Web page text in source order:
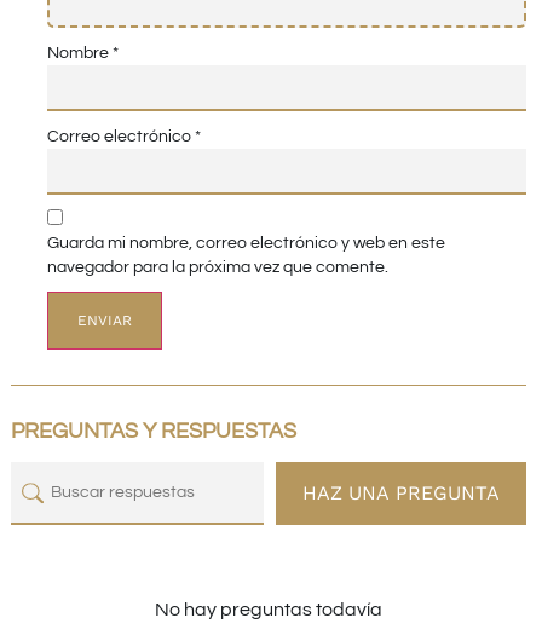
Nombre *
Correo electrónico *
Guarda mi nombre, correo electrónico y web en este
navegador para la próxima vez que comente.
PREGUNTAS Y RESPUESTAS
HAZ UNA PREGUNTA
No hay preguntas todavía